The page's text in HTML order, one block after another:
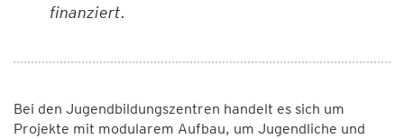
finanziert.
Bei den Jugendbildungszentren handelt es sich um
Projekte mit modularem Aufbau, um Jugendliche und